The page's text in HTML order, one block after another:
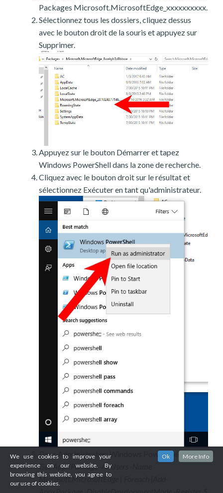
Packages Microsoft.MicrosoftEdge_xxxxxxxxxx.
Sélectionnez tous les dossiers, cliquez dessus
avec le bouton droit de la souris et appuyez sur
Supprimer.
Appuyez sur le bouton Démarrer et tapez
Windows PowerShell dans la zone de recherche.
Cliquez avec le bouton droit sur le résultat et
sélectionnez Exécuter en tant qu'administrateur.
Dans Administrator: Windows PowerShell, collez
Get-AppXPackage -AllUsers -Name
Microsoft.MicrosoftEdge | Foreach {Add-
We use cookies to improve your
experience on our website. By
browsing this website, you agree to
our use of cookies.
Ok More Info